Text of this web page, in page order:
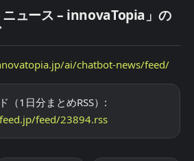
ニュース – innovaTopia」の
ai/chatbot-news/feed/
（1日分まとめRSS）:
feed/23894.rss